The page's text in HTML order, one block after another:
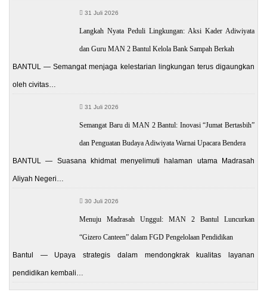
31 Juli 2026
Langkah Nyata Peduli Lingkungan: Aksi Kader Adiwiyata
dan Guru MAN 2 Bantul Kelola Bank Sampah Berkah
BANTUL — Semangat menjaga kelestarian lingkungan terus digaungkan
oleh civitas…
31 Juli 2026
Semangat Baru di MAN 2 Bantul: Inovasi “Jumat Bertasbih”
dan Penguatan Budaya Adiwiyata Warnai Upacara Bendera
BANTUL — Suasana khidmat menyelimuti halaman utama Madrasah
Aliyah Negeri…
30 Juli 2026
Menuju Madrasah Unggul: MAN 2 Bantul Luncurkan
“Gizero Canteen” dalam FGD Pengelolaan Pendidikan
Bantul — Upaya strategis dalam mendongkrak kualitas layanan
pendidikan kembali…